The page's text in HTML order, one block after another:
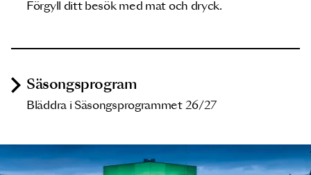
Förgyll ditt besök med mat och dryck.
Säsongsprogram
Bläddra i Säsongsprogrammet 26/27